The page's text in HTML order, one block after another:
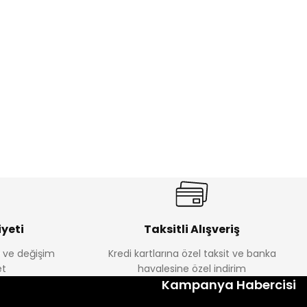
Tayt Koren Kız Çocuk ve Bebek Tayt
ve değişim
Taksitli Alışveriş
Kredi kartlarına özel taksit ve banka
havalesine özel indirim
Kampanya Habercisi